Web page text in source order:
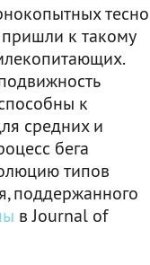
тесно
к такому
к
средних и
бега
типов
поддержанного
в Journal of